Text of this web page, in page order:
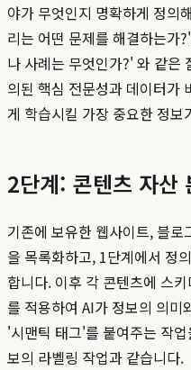
야가 무엇인지 명확하게 정의
리는 어떤 문제를 해결하는가
나 사례는 무엇인가?' 와 같은
의된 핵심 전문성과 데이터가
게 학습시킬 가장 중요한 정보
2단계: 콘텐츠 자산
기존에 보유한 웹사이트, 블
을 목록화하고, 1단계에서 정
합니다. 이후 각 콘텐츠에 스
를 적용하여 AI가 정보의 의미
'시맨틱 태그'를 붙여주는 작
보의 라벨링 작업과 같습니다.